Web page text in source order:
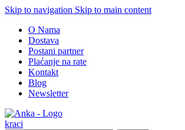
Skip to navigation Skip to main content
O Nama
Dostava
Postani partner
Plaćanje na rate
Kontakt
Blog
Newsletter